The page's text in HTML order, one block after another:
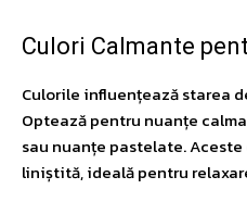
Culori Calmante
Culorile influențează starea
Optează pentru nuanțe
sau nuanțe pastelate.
liniștită, ideală pentru